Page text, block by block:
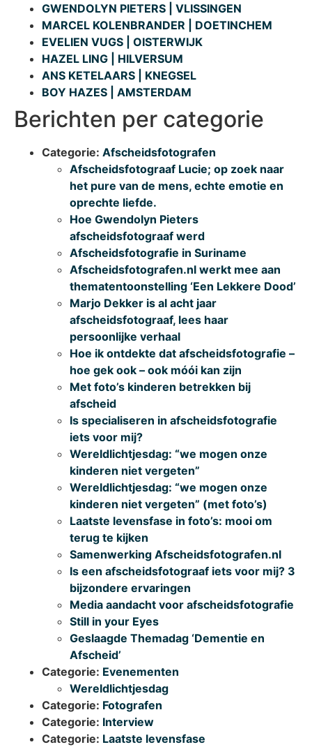
GWENDOLYN PIETERS | VLISSINGEN
MARCEL KOLENBRANDER | DOETINCHEM
EVELIEN VUGS | OISTERWIJK
HAZEL LING | HILVERSUM
ANS KETELAARS | KNEGSEL
BOY HAZES | AMSTERDAM
Berichten per categorie
Categorie: Afscheidsfotografen
Afscheidsfotograaf Lucie; op zoek naar
het pure van de mens, echte emotie en
oprechte liefde.
Hoe Gwendolyn Pieters
afscheidsfotograaf werd
Afscheidsfotografie in Suriname
Afscheidsfotografen.nl werkt mee aan
thematentoonstelling ‘Een Lekkere Dood’
Marjo Dekker is al acht jaar
afscheidsfotograaf, lees haar
persoonlijke verhaal
Hoe ik ontdekte dat afscheidsfotografie –
hoe gek ook – ook móói kan zijn
Met foto’s kinderen betrekken bij
afscheid
Is specialiseren in afscheidsfotografie
iets voor mij?
Wereldlichtjesdag: “we mogen onze
kinderen niet vergeten”
Wereldlichtjesdag: “we mogen onze
kinderen niet vergeten” (met foto’s)
Laatste levensfase in foto’s: mooi om
terug te kijken
Samenwerking Afscheidsfotografen.nl
Is een afscheidsfotograaf iets voor mij? 3
bijzondere ervaringen
Media aandacht voor afscheidsfotografie
Still in your Eyes
Geslaagde Themadag ‘Dementie en
Afscheid’
Categorie: Evenementen
Wereldlichtjesdag
Categorie: Fotografen
Categorie: Interview
Categorie: Laatste levensfase